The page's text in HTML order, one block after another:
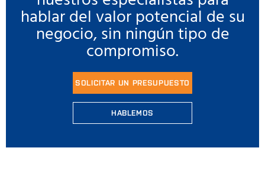
hablar del valor potencial de su
negocio, sin ningún tipo de
compromiso.
SOLICITAR UN PRESUPUESTO
HABLEMOS